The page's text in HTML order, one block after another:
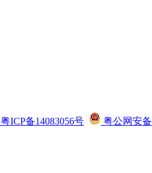
粤ICP备14083056号 粤公网安备